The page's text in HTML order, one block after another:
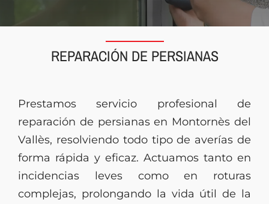
PresupuestoREPARACIÓN DE PERSIANAS
Prestamos servicio profesional de
reparación de persianas en Montornès del
Vallès, resolviendo todo tipo de averías de
forma rápida y eficaz. Actuamos tanto en
incidencias leves como en roturas
complejas, prolongando la vida útil de la